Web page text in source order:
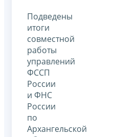
Подведены
итоги
совместной
работы
управлений
ФССП
России
и ФНС
России
по
Архангельской